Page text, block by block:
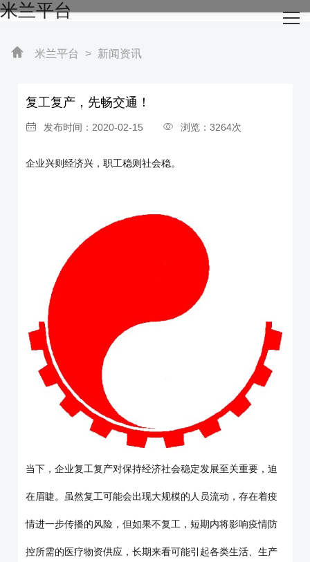
米兰平台
网站米兰平台
关于我们
成功案例
生产设备
米兰平台-米兰官方网站（中国）
米兰平台 > 新闻资讯
复工复产，先畅交通！
发布时间：2020-02-15 浏览：3264次
企业兴则经济兴，职工稳则社会稳。
当下，企业复工复产对保持经济社会稳定发展至关重要，迫
在眉睫。虽然复工可能会出现大规模的人员流动，存在着疫
情进一步传播的风险，但如果不复工，短期内将影响疫情防
控所需的医疗物资供应，长期来看可能引起各类生活、生产